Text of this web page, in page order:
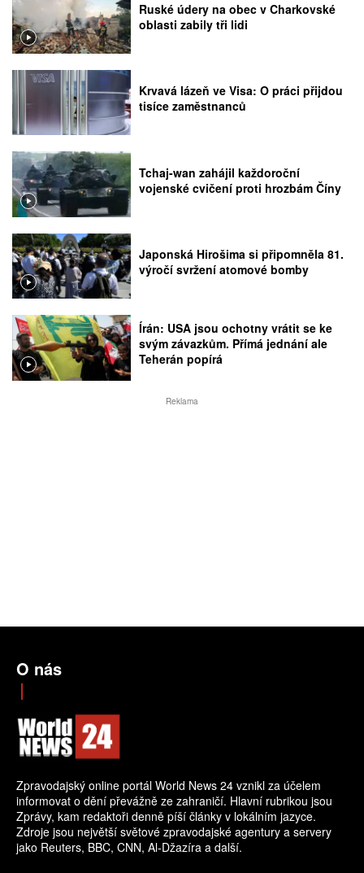
Ruské údery na obec v Charkovské
oblasti zabily tři lidi
Krvavá lázeň ve Visa: O práci přijdou
tisíce zaměstnanců
Tchaj-wan zahájil každoroční
vojenské cvičení proti hrozbám Číny
Japonská Hirošima si připomněla 81.
výročí svržení atomové bomby
Írán: USA jsou ochotny vrátit se ke
svým závazkům. Přímá jednání ale
Teherán popírá
Reklama
O nás
Zpravodajský online portál World News 24 vznikl za účelem
informovat o dění převážně ze zahraničí. Hlavní rubrikou jsou
Zprávy, kam redaktoři denně píší články v lokálním jazyce.
Zdroje jsou největší světové zpravodajské agentury a servery
jako Reuters, BBC, CNN, Al-Džazíra a další.